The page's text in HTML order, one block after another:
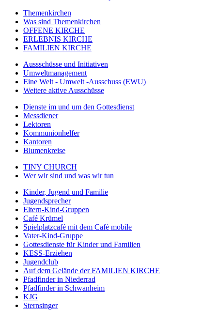
Themenkirchen
Was sind Themenkirchen
OFFENE KIRCHE
ERLEBNIS KIRCHE
FAMILIEN KIRCHE
Aussschüsse und Initiativen
Umweltmanagement
Eine Welt - Umwelt -Ausschuss (EWU)
Weitere aktive Ausschüsse
Dienste im und um den Gottesdienst
Messdiener
Lektoren
Kommunionhelfer
Kantoren
Blumenkreise
TINY CHURCH
Wer wir sind und was wir tun
Kinder, Jugend und Familie
Jugendsprecher
Eltern-Kind-Gruppen
Café Krümel
Spielplatzcafé mit dem Café mobile
Vater-Kind-Gruppe
Gottesdienste für Kinder und Familien
KESS-Erziehen
Jugendclub
Auf dem Gelände der FAMILIEN KIRCHE
Pfadfinder in Niederrad
Pfadfinder in Schwanheim
KJG
Sternsinger